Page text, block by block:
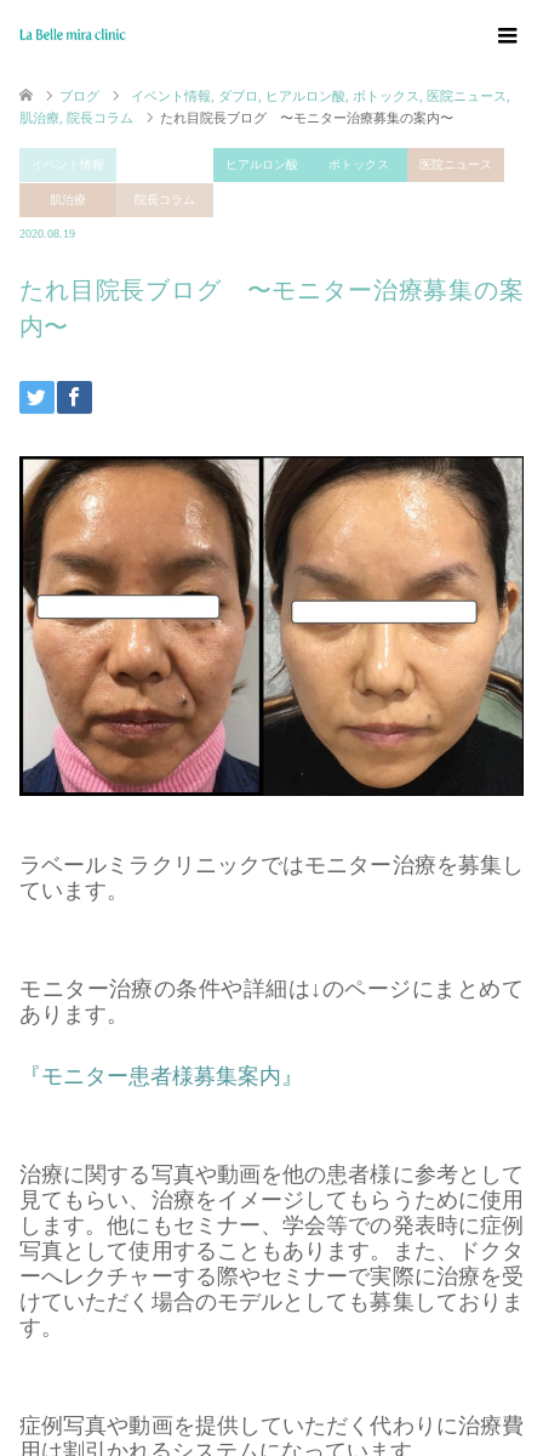
ブログ イベント情報 ダブロ ヒアルロン酸 ボトックス 医院ニュース
肌治療, 院長コラム たれ目院長ブログ 〜モニター治療募集の案内〜
イベント情報 ヒアルロン酸 ボトックス 医院ニュース
肌治療 院長コラム
2020.08.19
たれ目院長ブログ 〜モニター治療募集の案
内〜
ラベールミラクリニックではモニター治療を募集し
ています。
モニター治療の条件や詳細は↓のページにまとめて
あります。
『モニター患者様募集案内』
治療に関する写真や動画を他の患者様に参考として
見てもらい、治療をイメージしてもらうために使用
します。他にもセミナー、学会等での発表時に症例
写真として使用することもあります。また、ドクタ
ーへレクチャーする際やセミナーで実際に治療を受
けていただく場合のモデルとしても募集しておりま
す。
症例写真や動画を提供していただく代わりに治療費